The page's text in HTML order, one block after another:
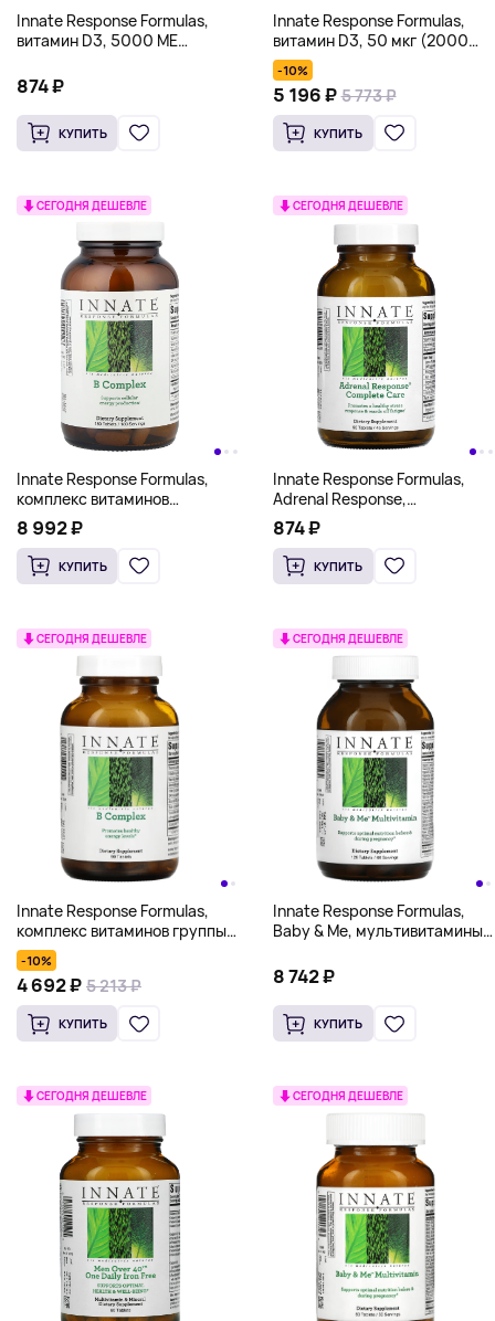
Innate Response Formulas,
витамин D3, 5000 МЕ
874 ₽
КУПИТЬ
Innate Response Formulas,
витамин D3, 50 мкг (2000
МЕ), 90 таблеток
-10%
5 196 ₽ 5 773 ₽
КУПИТЬ
СЕГОДНЯ ДЕШЕВЛЕ
Innate Response Formulas,
комплекс витаминов
группы B, 180 таблеток
8 992 ₽
КУПИТЬ
СЕГОДНЯ ДЕШЕВЛЕ
Innate Response Formulas,
Adrenal Response,
комплексная добавка,
90 таблеток
874 ₽
КУПИТЬ
СЕГОДНЯ ДЕШЕВЛЕ
Innate Response Formulas,
комплекс витаминов группы
В, 90 таблеток
-10%
4 692 ₽ 5 213 ₽
КУПИТЬ
СЕГОДНЯ ДЕШЕВЛЕ
Innate Response Formulas,
Baby & Me, мультивитамины,
8 742 ₽
КУПИТЬ
СЕГОДНЯ ДЕШЕВЛЕ СЕГОДНЯ ДЕШЕВЛЕ